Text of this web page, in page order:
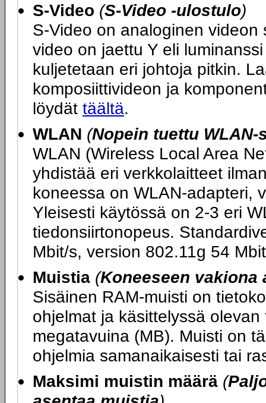
S-Video (S-Video -ulostulo)
S-Video on analoginen
video on jaettu Y eli
kuljetetaan eri johtoja pitkin.
komposiittivideon ja
löydät täältä.
WLAN (Nopein tuettu WLAN-
WLAN (Wireless Local Area
yhdistää eri verkkolaitteet
koneessa on WLAN-adapteri,
Yleisesti käytössä on 2-3 eri
tiedonsiirtonopeus.
Mbit/s, version 802.11g 54
Muistia (Koneeseen vakiona
Sisäinen RAM-muisti on
ohjelmat ja käsittelyssä
megatavuina (MB). Muisti on
ohjelmia samanaikaisesti tai
Maksimi muistin määrä (